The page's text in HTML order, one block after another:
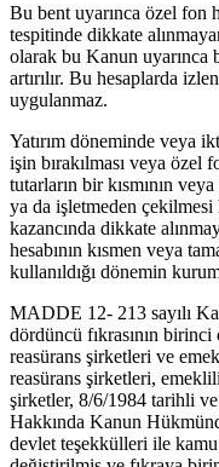
Bu bent uyarınca özel fon
tespitinde dikkate
olarak bu Kanun uyarınca
artırılır. Bu hesaplarda
uygulanmaz.
Yatırım döneminde veya
işin bırakılması veya özel
tutarların bir kısmının
ya da işletmeden
kazancında dikkate
hesabının kısmen veya
kullanıldığı dönemin
MADDE 12- 213 sayılı
dördüncü fıkrasının
reasürans şirketleri ve
reasürans şirketleri,
şirketler, 8/6/1984 tarihli
Hakkında Kanun
devlet teşekkülleri ile